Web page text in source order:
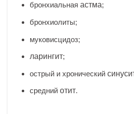
бронхиальная астма;
бронхиолиты;
муковисцидоз;
ларингит;
острый и хронический
средний отит.